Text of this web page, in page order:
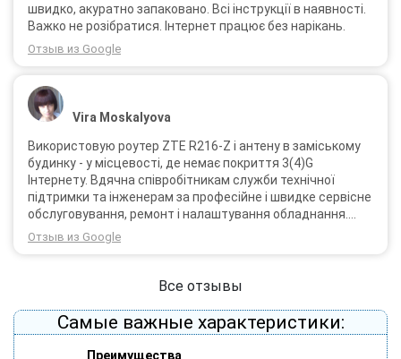
швидко, акуратно запаковано. Всі інструкції в наявності.
Важко не розібратися. Інтернет працює без нарікань.
Отзыв из Google
Vira Moskalyova
Використовую роутер ZTE R216-Z і антену в заміському
будинку - у місцевості, де немає покриття 3(4)G
Інтернету. Вдячна співробітникам служби технічної
підтримки та інженерам за професійне і швидке сервісне
обслуговування, ремонт і налаштування обладнання.
Через 3 роки після покупки я не шкодую про прийняте
тоді рішення придбати обладнання в компанії 3G star
Отзыв из Google
Все отзывы
Самые важные характеристики:
Преимущества